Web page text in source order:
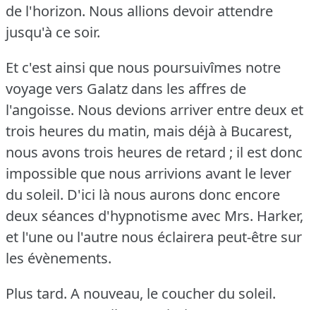
de l'horizon. Nous allions devoir attendre
jusqu'à ce soir.
Et c'est ainsi que nous poursuivîmes notre
voyage vers Galatz dans les affres de
l'angoisse. Nous devions arriver entre deux et
trois heures du matin, mais déjà à Bucarest,
nous avons trois heures de retard ; il est donc
impossible que nous arrivions avant le lever
du soleil. D'ici là nous aurons donc encore
deux séances d'hypnotisme avec Mrs. Harker,
et l'une ou l'autre nous éclairera peut-être sur
les évènements.
Plus tard. A nouveau, le coucher du soleil.